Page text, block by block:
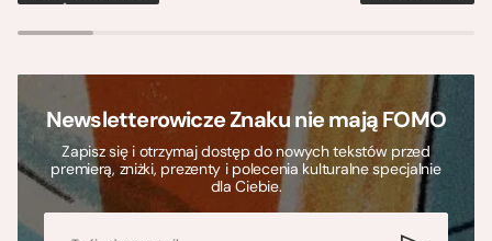
Newsletterowicze Znaku nie mają FOMO
Zapisz się i otrzymaj dostęp do nowych tekstów przed
premierą, zniżki, prezenty i polecenia kulturalne specjalnie
dla Ciebie.